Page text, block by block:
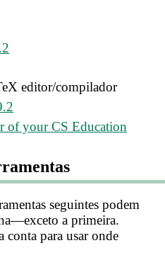
editor/compilador
of your CS Education
seguintes podem
a primeira.
conta para usar onde